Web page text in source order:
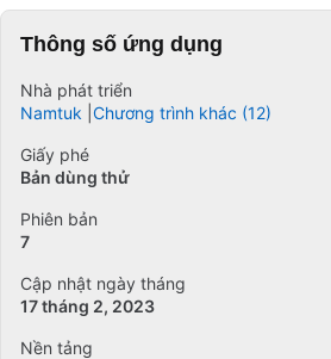
Thông số ứng dụng
Nhà phát triển
Namtuk Chương trình khác (12)
Giấy phé
Bản dùng thử
Phiên bản
7
Cập nhật ngày tháng
17 tháng 2, 2023
Nền tảng